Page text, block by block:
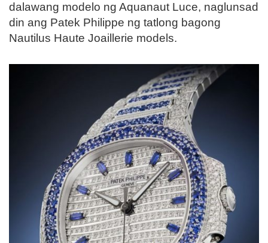
dalawang modelo ng Aquanaut Luce, naglunsad
din ang Patek Philippe ng tatlong bagong
Nautilus Haute Joaillerie models.